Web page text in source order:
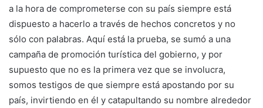
a la hora de comprometerse con su país siempre está
dispuesto a hacerlo a través de hechos concretos y no
sólo con palabras. Aquí está la prueba, se sumó a una
campaña de promoción turística del gobierno, y por
supuesto que no es la primera vez que se involucra,
somos testigos de que siempre está apostando por su
país, invirtiendo en él y catapultando su nombre alrededor